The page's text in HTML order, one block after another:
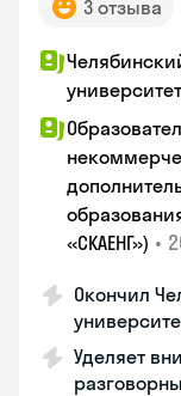
3 отзыва
университет
«СКАЕНГ») •
Окончил
Уделяет